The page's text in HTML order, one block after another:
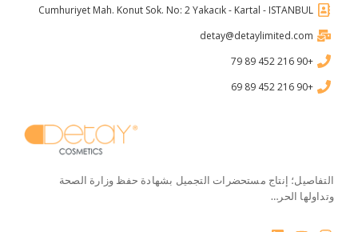
Cumhuriyet Mah. Konut Sok. No: 2 Yakacık - Kartal - ISTANBUL
detay@detaylimited.com
+90 216 452 89 79
+90 216 452 89 69
التفاصيل؛ إنتاج مستحضرات التجميل بشهادة حفظ وزارة الصحة
وتداولها الحر…